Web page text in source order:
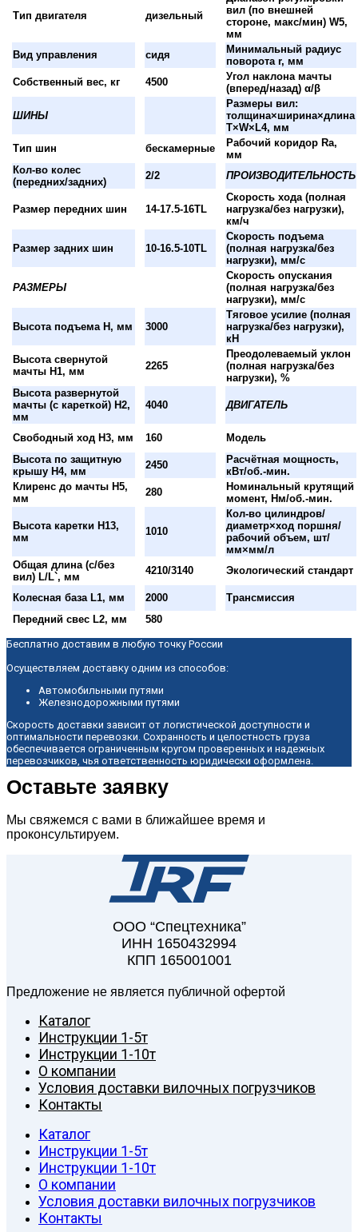
Тип двигателя дизельный
вил (по внешней
стороне, макс/мин) W5,
мм
Вид управления
сидя
Минимальный радиус
поворота r, мм
Собственный вес, кг
4500
Угол наклона мачты
(вперед/назад) α/β
ШИНЫ
Размеры вил:
толщина×ширина×длина
T×W×L4, мм
Тип шин
бескамерные
Рабочий коридор Ra,
мм
Кол-во колес
(передних/задних)
2/2 ПРОИЗВОДИТЕЛЬНОСТЬ
Размер передних шин 14-17.5-16TL
Скорость хода (полная
нагрузка/без нагрузки),
км/ч
Размер задних шин 10-16.5-10TL
Скорость подъема
(полная нагрузка/без
нагрузки), мм/с
РАЗМЕРЫ
Скорость опускания
(полная нагрузка/без
нагрузки), мм/с
Высота подъема H, мм 3000
Тяговое усилие (полная
нагрузка/без нагрузки),
кН
Высота свернутой
мачты H1, мм
2265
Преодолеваемый уклон
(полная нагрузка/без
нагрузки), %
Высота развернутой
мачты (с кареткой) H2,
мм
4040 ДВИГАТЕЛЬ
Свободный ход H3, мм 160
Модель
Высота по защитную
крышу H4, мм
2450
Расчётная мощность,
кВт/об.-мин.
Клиренс до мачты H5,
мм
280
Номинальный крутящий
момент, Нм/об.-мин.
Высота каретки H13,
мм
1010
Кол-во цилиндров/
диаметр×ход поршня/
рабочий объем, шт/
мм×мм/л
Общая длина (с/без
вил) L/L`, мм
4210/3140 Экологический стандарт
Колесная база L1, мм 2000
Трансмиссия
Передний свес L2, мм
580
Бесплатно доставим в любую точку России
Осуществляем доставку одним из способов:
Автомобильными путями
Железнодорожными путями
Скорость доставки зависит от логистической доступности и
оптимальности перевозки. Сохранность и целостность груза
обеспечивается ограниченным кругом проверенных и надежных
перевозчиков, чья ответственность юридически оформлена.
Оставьте заявку
Мы свяжемся с вами в ближайшее время и
проконсультируем.
ООО “Спецтехника”
ИНН 1650432994
КПП 165001001
Предложение не является публичной офертой
Каталог
Инструкции 1-5т
Инструкции 1-10т
О компании
Условия доставки вилочных погрузчиков
Контакты
Каталог
Инструкции 1-5т
Инструкции 1-10т
О компании
Условия доставки вилочных погрузчиков
Контакты